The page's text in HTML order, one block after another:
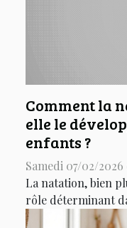
Comment la
elle le
enfants ?
Samedi 07/02/2026
La natation, bien
rôle déterminant